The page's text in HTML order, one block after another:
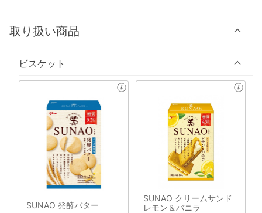
取り扱い商品
ビスケット
SUNAO 発酵バター
SUNAO クリームサンド
レモン＆バニラ